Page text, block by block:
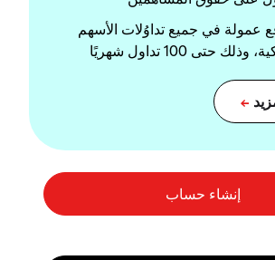
عمولة في جميع تداوُلات الأسهم
وذلك حتى 100 تداول شهريًا